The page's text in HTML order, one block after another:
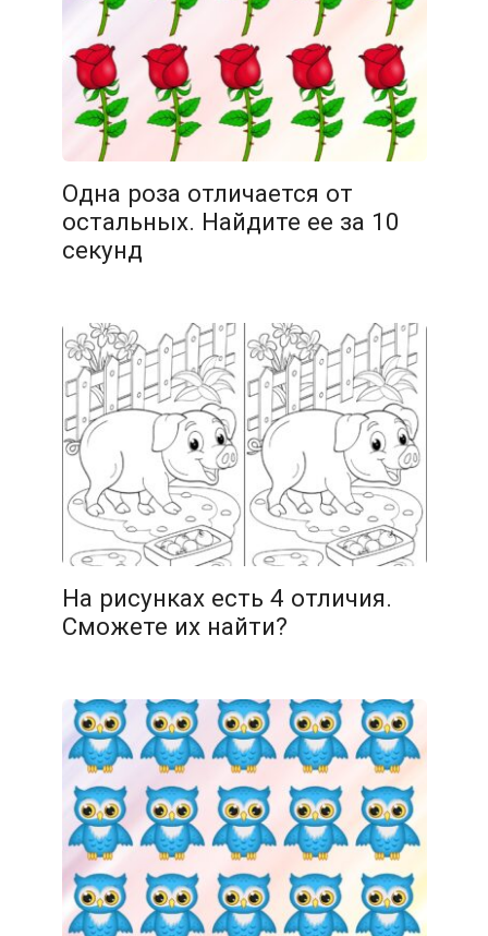
14.02.2026
Одна роза отличается от
остальных. Найдите ее за 10
секунд
14.02.2026
На рисунках есть 4 отличия.
Сможете их найти?